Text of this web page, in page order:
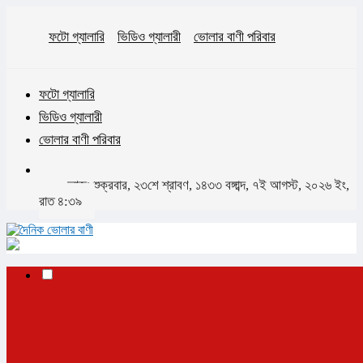
ফটো গ্যালারি ভিডিও গ্যালারী ভোলার বাণী পরিবার
ফটো গ্যালারি
ভিডিও গ্যালারী
ভোলার বাণী পরিবার
আজঃ শুক্রবার, ২৩শে শ্রাবণ, ১৪৩৩ বঙ্গাব্দ, ৭ই আগস্ট, ২০২৬ ইং,
রাত ৪:৩৯
✕